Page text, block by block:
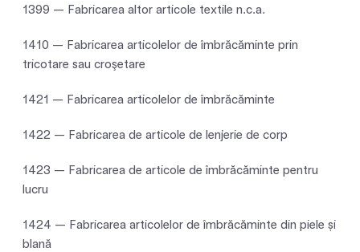
1399 — Fabricarea altor articole textile n.c.a.
1410 — Fabricarea articolelor de îmbrăcăminte prin
tricotare sau croşetare
1421 — Fabricarea articolelor de îmbrăcăminte
1422 — Fabricarea de articole de lenjerie de corp
1423 — Fabricarea de articole de îmbrăcăminte pentru
lucru
1424 — Fabricarea articolelor de îmbrăcăminte din piele și
blană